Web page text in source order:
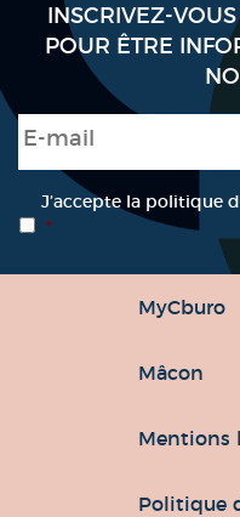
INSCRIVEZ-
POUR ÊTRE
E-mail
RGPD *
J’accepte la politique
*
MyCburo
Mâcon
Mentions
Politique